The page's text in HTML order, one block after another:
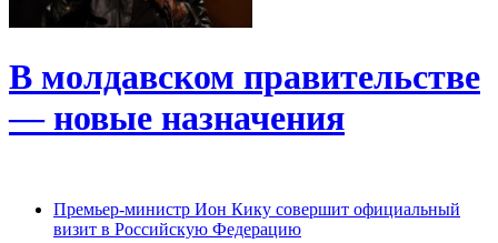
В молдавском правительстве
— новые назначения
Премьер-министр Ион Кику совершит официальный
визит в Российскую Федерацию